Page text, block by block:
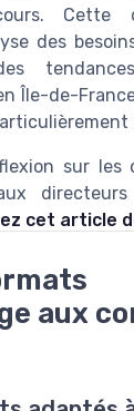
Cette
des
Île-de-
sur les
cet article
aux